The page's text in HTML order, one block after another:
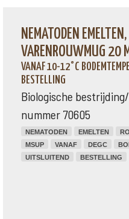
NEMATODEN
VARENROUWMUG 20
VANAF 10-12°C
BESTELLING
Biologische
nummer 70605
NEMATODEN EMELTEN
MSUP
VANAF DEGC
UITSLUITEND
BESTELLING